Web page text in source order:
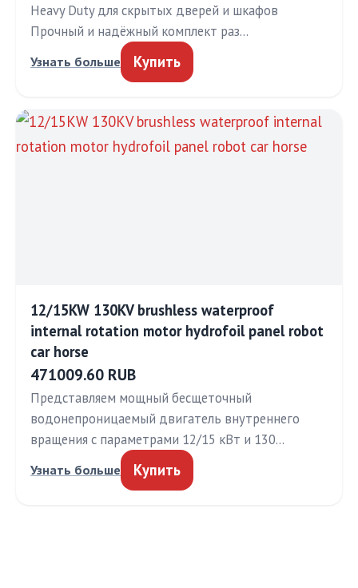
Heavy Duty для скрытых дверей и шкафов
Прочный и надёжный комплект раз…
Узнать больше Купить
12/15KW 130KV brushless waterproof
internal rotation motor hydrofoil panel robot
car horse
471009.60 RUB
Представляем мощный бесщеточный
водонепроницаемый двигатель внутреннего
вращения с параметрами 12/15 кВт и 130…
Узнать больше Купить